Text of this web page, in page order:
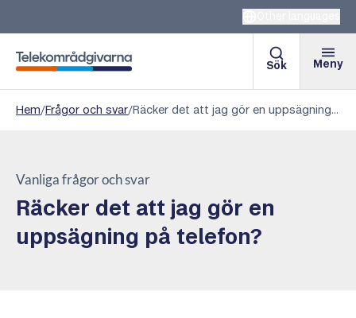
Telekområdgivarna
Sök Meny
Hem/Frågor och svar/ Räcker det att jag gör en uppsägning på telefon?
Vanliga frågor och svar
Räcker det att jag gör en
uppsägning på telefon?